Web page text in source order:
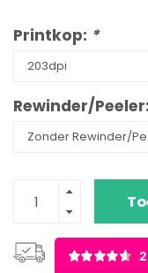
Printkop: *
Rewinder/Peeler: